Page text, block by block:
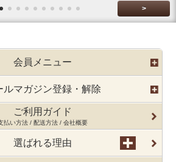
>
会員メニュー
ルマガジン登録・解除
ご利用ガイド
払い方法 / 配送方法 / 会社概要
選ばれる理由